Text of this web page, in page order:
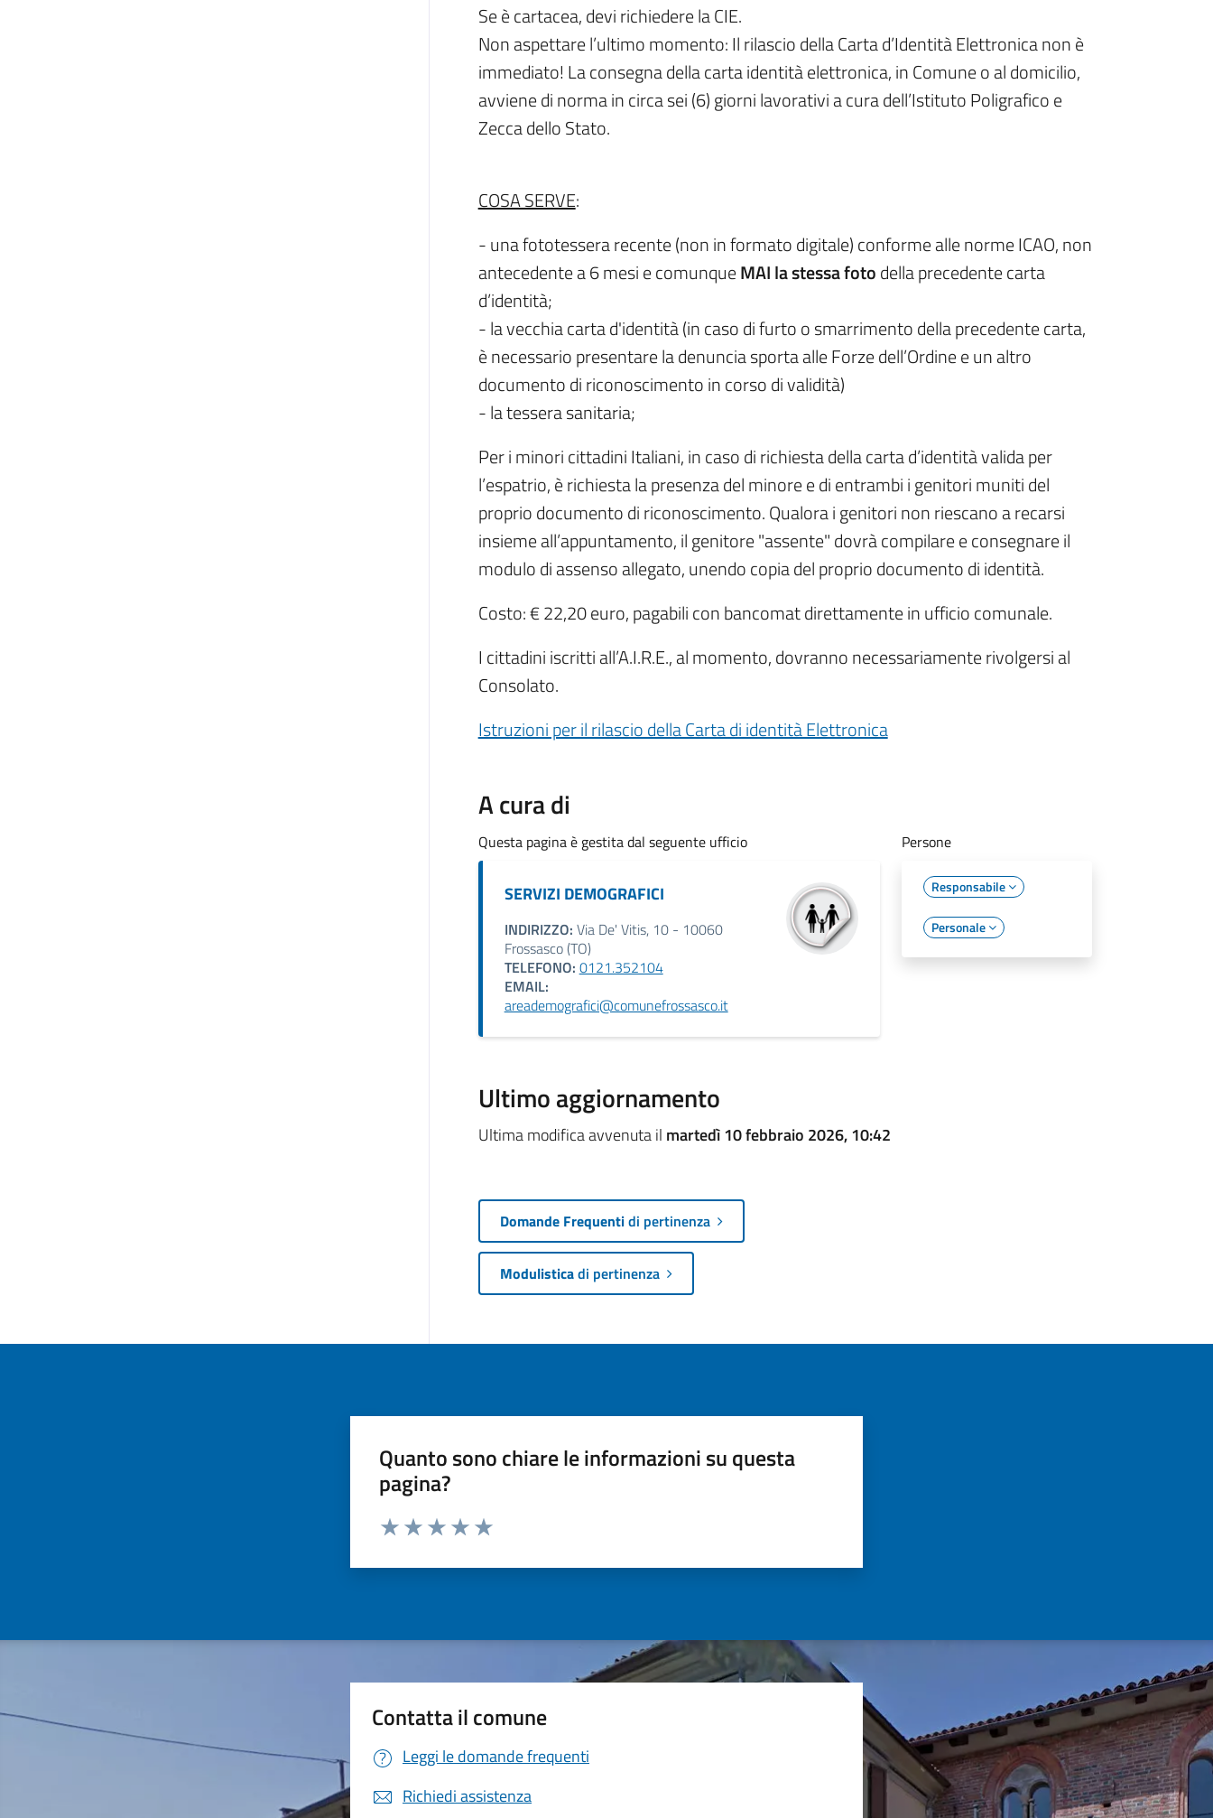
Se è cartacea, devi richiedere la CIE.
Non aspettare l’ultimo momento: Il rilascio della Carta d’Identità Elettronica non è
immediato! La consegna della carta identità elettronica, in Comune o al domicilio,
avviene di norma in circa sei (6) giorni lavorativi a cura dell’Istituto Poligrafico e
Zecca dello Stato.
COSA SERVE:
- una fototessera recente (non in formato digitale) conforme alle norme ICAO, non
antecedente a 6 mesi e comunqueMAI la stessa fotodella precedente carta
d’identità;
- la vecchia carta d'identità (in caso di furto o smarrimento della precedente carta,
è necessario presentare la denuncia sporta alle Forze dell’Ordine e un altro
documento di riconoscimento in corso di validità)
- la tessera sanitaria;
Per i minori cittadini Italiani, in caso di richiesta della carta d’identità valida per
l’espatrio, è richiesta la presenza del minore e di entrambi i genitori muniti del
proprio documento di riconoscimento. Qualora i genitori non riescano a recarsi
insieme all’appuntamento, il genitore "assente" dovrà compilare e consegnare il
modulo di assenso allegato, unendo copia del proprio documento di identità.
Costo: € 22,20 euro, pagabili con bancomat direttamente in ufficio comunale.
I cittadini iscritti all’A.I.R.E., al momento, dovranno necessariamente rivolgersi al
Consolato.
Istruzioni per il rilascio della Carta di identità Elettronica
A cura di
Questa pagina è gestita dal seguente ufficio
SERVIZI DEMOGRAFICI
INDIRIZZO: Via De' Vitis, 10 - 10060
Frossasco (TO)
TELEFONO: 0121.352104
EMAIL:
areademografici@comunefrossasco.it
Persone
Responsabile
Personale
Ultimo aggiornamento
Ultima modifica avvenuta il martedì 10 febbraio 2026, 10:42
Domande Frequentidi pertinenza
Modulisticadi pertinenza
Quanto sono chiare le informazioni su questa
pagina?
Valuta da 1 a 5 stelle la pagina
Contatta il comune
Leggi le domande frequenti
Richiedi assistenza